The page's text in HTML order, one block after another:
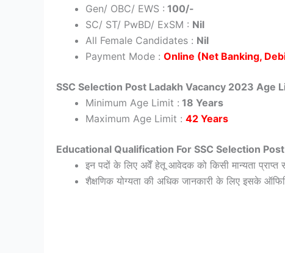
Gen/ OBC/ EWS : 100/-
SC/ ST/ PwBD/ ExSM : Nil
All Female Candidates : Nil
Payment Mode : Online (Net Banking,
SSC Selection Post Ladakh Vacancy 2023 Age
Minimum Age Limit : 18 Years
Maximum Age Limit : 42 Years
Educational Qualification For SSC Selection
इन पदों के लिए अवेँ हेतू आवेदक को किसी मान्यता प्राप्त
शैक्षणिक योग्यता की अधिक जानकारी के लिए इसके